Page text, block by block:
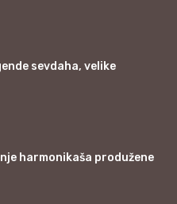
sevdaha, velike
harmonikaša produžene